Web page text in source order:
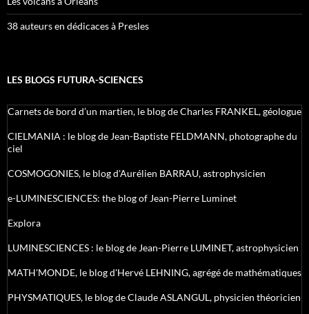
38 auteurs en dédicaces à Presles
LES BLOGS FUTURA-SCIENCES
Carnets de bord d’un martien, le blog de Charles FRANKEL, géologue
CIELMANIA : le blog de Jean-Baptiste FELDMANN, photographe du
ciel
COSMOGONIES, le blog d'Aurélien BARRAU, astrophysicien
e-LUMINESCIENCES: the blog of Jean-Pierre Luminet
Explora
LUMINESCIENCES : le blog de Jean-Pierre LUMINET, astrophysicien
MATH'MONDE, le blog d'Hervé LEHNING, agrégé de mathématiques
PHYSMATIQUES, le blog de Claude ASLANGUL, physicien théoricien